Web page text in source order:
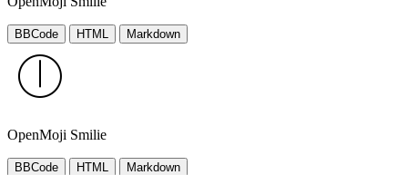
BBCode HTML Markdown
OpenMoji Smilie
BBCode HTML Markdown